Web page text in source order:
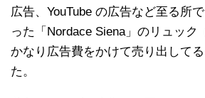
広告、YouTube の広告など至る所
った「Nordace Siena」のリュック
かなり広告費をかけて売り出して
た。